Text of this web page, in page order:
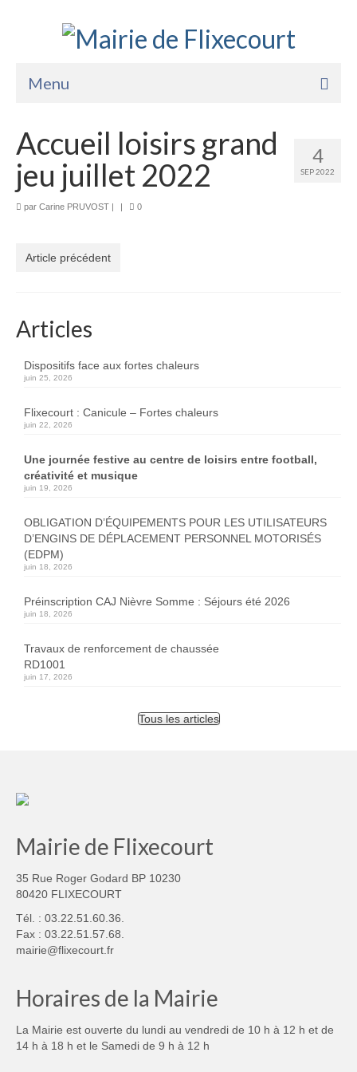
Menu
La Mairie
Vie Pratique
Enfance Jeunesse
4
SEP 2022
Accueil loisirs grand
jeu juillet 2022
par Carine PRUVOST | | 0
Article précédent
Articles
Dispositifs face aux fortes chaleurs
juin 25, 2026
Flixecourt : Canicule – Fortes chaleurs
juin 22, 2026
Une journée festive au centre de loisirs entre football,
créativité et musique
juin 19, 2026
OBLIGATION D’ÉQUIPEMENTS POUR LES UTILISATEURS
D’ENGINS DE DÉPLACEMENT PERSONNEL MOTORISÉS
(EDPM)
juin 18, 2026
Préinscription CAJ Nièvre Somme : Séjours été 2026
juin 18, 2026
Travaux de renforcement de chaussée
RD1001
juin 17, 2026
Tous les articles
Mairie de Flixecourt
35 Rue Roger Godard BP 10230
80420 FLIXECOURT
Tél. : 03.22.51.60.36.
Fax : 03.22.51.57.68.
mairie@flixecourt.fr
Horaires de la Mairie
La Mairie est ouverte du lundi au vendredi de 10 h à 12 h et de
14 h à 18 h et le Samedi de 9 h à 12 h